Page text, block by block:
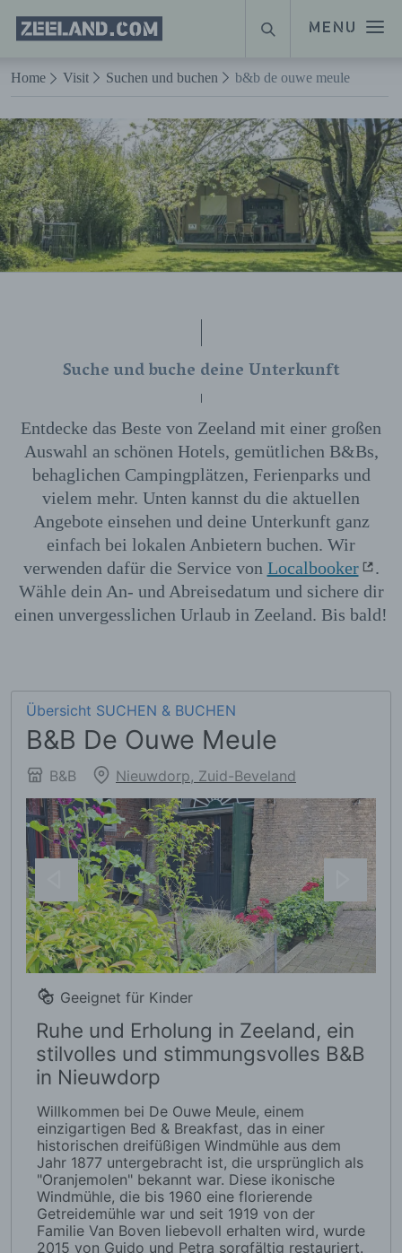
Naar hoofdinhoud
MENU
Homepage
Zeeland.com
SUCHE
Home Visit Suchen und buchen b&b de ouwe meule
Suche und buche deine Unterkunft
Entdecke das Beste von Zeeland mit einer großen
Auswahl an schönen Hotels, gemütlichen B&Bs,
behaglichen Campingplätzen, Ferienparks und
vielem mehr. Unten kannst du die aktuellen
Angebote einsehen und deine Unterkunft ganz
einfach bei lokalen Anbietern buchen. Wir
verwenden dafür die Service von Localbooker
.
Wähle dein An- und Abreisedatum und sichere dir
einen unvergesslichen Urlaub in Zeeland. Bis bald!